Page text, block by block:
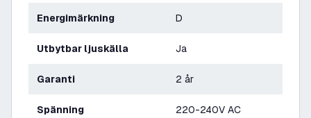
Energimärkning D
Utbytbar ljuskälla Ja
Garanti 2 år
Spänning 220-240V AC